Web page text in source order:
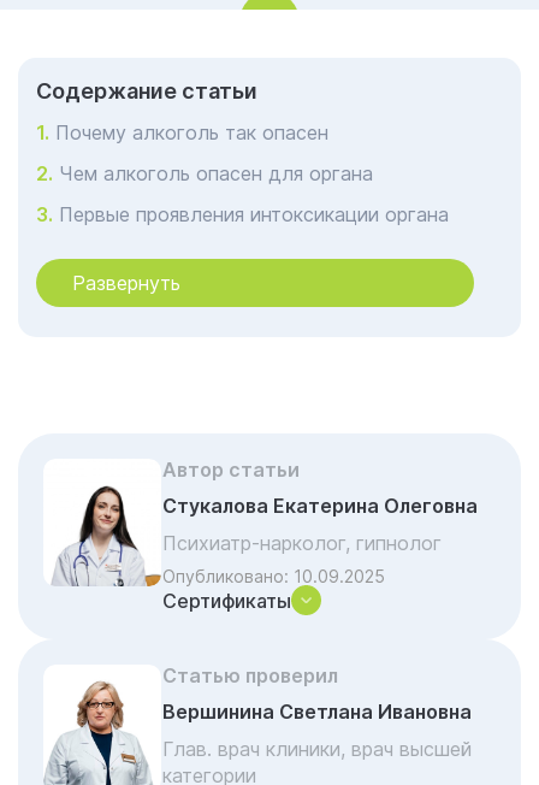
Cодержание статьи
Почему алкоголь так опасен
Чем алкоголь опасен для органа
Первые проявления интоксикации органа
Можно ли восстановить орган
Какими способами лечат нарушения
Развернуть
Автор статьи
Стукалова Екатерина Олеговна
Психиатр-нарколог, гипнолог
Опубликовано: 10.09.2025
Сертификаты
Статью проверил
Вершинина Светлана Ивановна
Глав. врач клиники, врач высшей
категории